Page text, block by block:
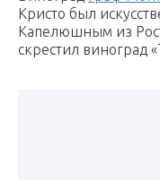
Кристо был
Капелюшным из
скрестил виноград